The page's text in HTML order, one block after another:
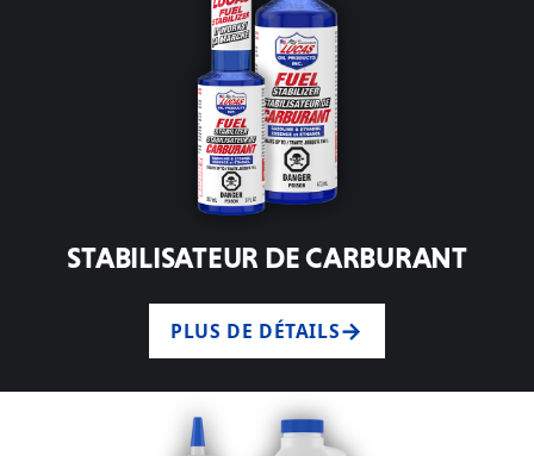
STABILISATEUR DE CARBURANT
PLUS DE DÉTAILS